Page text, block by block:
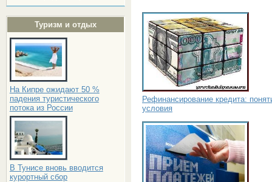
Туризм и отдых
На Кипре ожидают 50 %
падения туристического
потока из России
В Тунисе вновь вводится
курортный сбор
Рефинансирование кредита:
условия